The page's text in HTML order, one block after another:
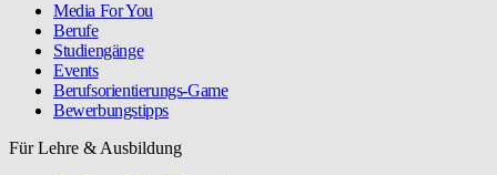
Media For You
Berufe
Studiengänge
Events
Berufsorientierungs-Game
Bewerbungstipps
Für Lehre & Ausbildung